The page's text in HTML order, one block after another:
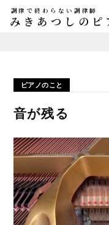
調律で終わらない調律師
みきあつしのピ
ピアノのこと
音が残る